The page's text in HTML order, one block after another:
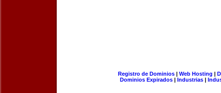
Registro de Dominios| Web Hosting |
Dominios Expirados | Industrias |